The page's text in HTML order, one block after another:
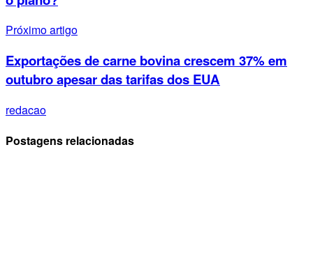
Próximo artigo
Exportações de carne bovina crescem 37% em
outubro apesar das tarifas dos EUA
redacao
Postagens relacionadas